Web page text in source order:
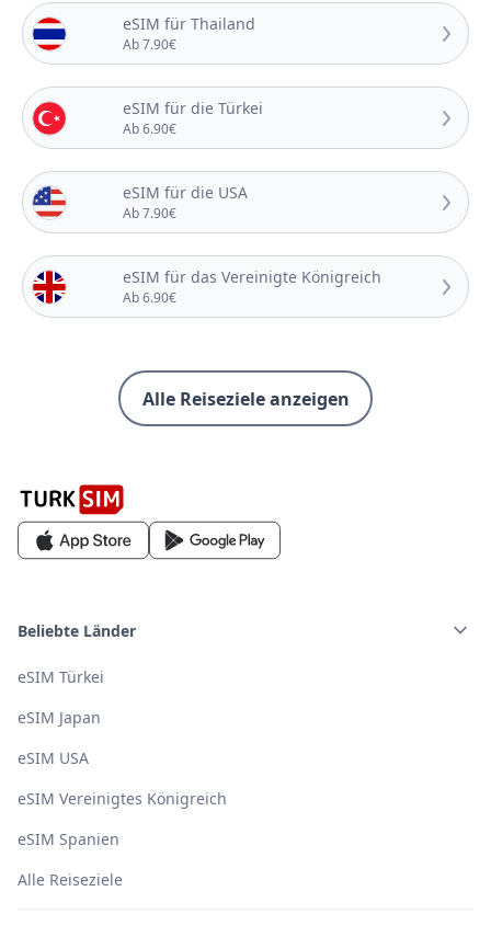
eSIM für Thailand
Ab 7.90€
eSIM für die Türkei
Ab 6.90€
eSIM für die USA
Ab 7.90€
eSIM für das Vereinigte Königreich
Ab 6.90€
Alle Reiseziele anzeigen
Beliebte Länder
eSIM Türkei
eSIM Japan
eSIM USA
eSIM Vereinigtes Königreich
eSIM Spanien
Alle Reiseziele